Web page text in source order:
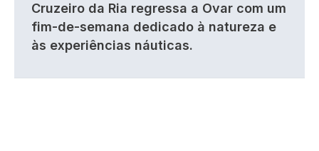
Cruzeiro da Ria regressa a Ovar com um
fim-de-semana dedicado à natureza e
às experiências náuticas.